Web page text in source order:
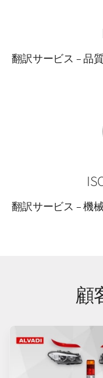
翻訳サービス – 品
翻訳サービス – 機
顧